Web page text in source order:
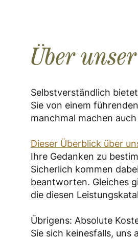
Über
Selbstverständlich
Sie von einem
manchmal machen
Dieser Überblick über
Ihre Gedanken zu
Sicherlich kommen
beantworten. Gleiches
die diesen
Übrigens: Absolute
Sie sich keinesfalls, uns